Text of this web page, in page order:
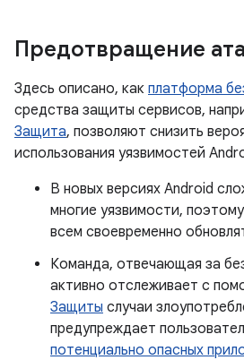
Предотвращение
Здесь описано, как платформа
средства защиты сервисов,
Защита, позволяют снизить
использования уязвимостей
В новых версиях Android
многие уязвимости,
всем своевременно
Команда, отвечающая за
активно отслеживает с
Защиты случаи
предупреждает
потенциально опасных